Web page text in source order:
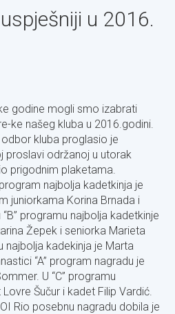
u 2016.
godine mogli smo izabrati
ke našeg kluba u 2016.godini.
kluba proglasio je
proslavi održanoj u utorak
prigodnim plaketama.
najbolja kadetkinja je
juniorkama Korina Brnada i
programu najbolja kadetkinje
Žepek i seniorka Marieta
najbolja kadekinja je Marta
“A” program nagradu je
U “C” programu
Šučur i kadet Filip Vardić.
Rio posebnu nagradu dobila je